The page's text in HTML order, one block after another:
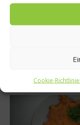
Cookie-Richtlinie
bei
2025